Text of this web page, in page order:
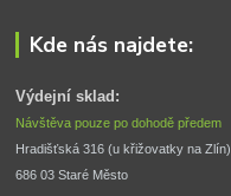
Kde nás najdete:
Výdejní sklad:
Návštěva pouze po dohodě předem
Hradišťská 316 (u křižovatky na Zlín)
686 03 Staré Město